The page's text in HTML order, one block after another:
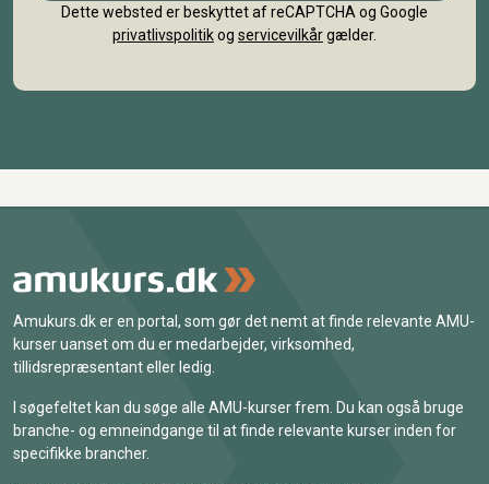
Dette websted er beskyttet af reCAPTCHA og Google
privatlivspolitikog servicevilkårgælder.
Amukurs.dk er en portal, som gør det nemt at finde relevante AMU-
kurser uanset om du er medarbejder, virksomhed,
tillidsrepræsentant eller ledig.
I søgefeltet kan du søge alle AMU-kurser frem. Du kan også bruge
branche- og emneindgange til at finde relevante kurser inden for
specifikke brancher.